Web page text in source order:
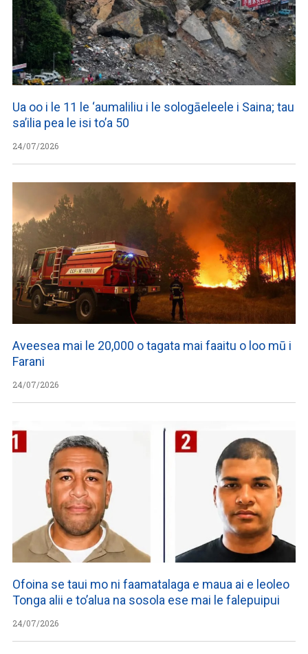
Ua oo i le 11 le ‘aumaliliu i le sologāeleele i Saina; tau
sa’ilia pea le isi to’a 50
24/07/2026
Aveesea mai le 20,000 o tagata mai faaitu o loo mū i
Farani
24/07/2026
Ofoina se taui mo ni faamatalaga e maua ai e leoleo
Tonga alii e to’alua na sosola ese mai le falepuipui
24/07/2026